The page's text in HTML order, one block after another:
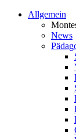
Allgemein
News